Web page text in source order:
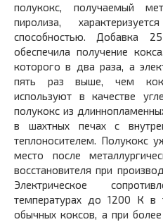
полукокс, получаемый
пиролиза,
способностью. Добавка
обеспечила получение
которого в два раза, а
пять раз выше, чем
используют в качестве
полукокс из
в шахтных печах с
теплоносителем. Полукокс
место после
восстановителя при
Электрическое
температурах до 1200 К в
обычных коксов, а при